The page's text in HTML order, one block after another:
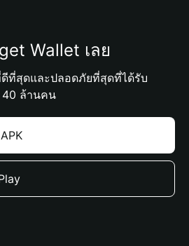
Wallet เลย
ที่สุดและปลอดภัยที่สุดที่ได้รับ
40 ล้านคน